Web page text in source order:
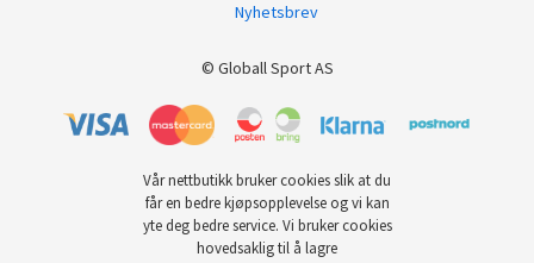
Nyhetsbrev
© Globall Sport AS
Vår nettbutikk bruker cookies slik at du
får en bedre kjøpsopplevelse og vi kan
yte deg bedre service. Vi bruker cookies
hovedsaklig til å lagre